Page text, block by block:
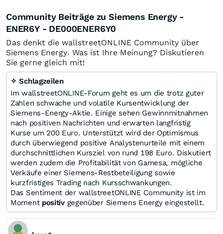
Community Beiträge zu Siemens Energy -
ENER6Y - DE000ENER6Y0
Das denkt die wallstreetONLINE Community über
Siemens Energy. Was ist Ihre Meinung? Diskutieren
Sie gerne gleich mit!
✧ Schlagzeilen
Im wallstreetONLINE-Forum geht es um die trotz guter
Zahlen schwache und volatile Kursentwicklung der
Siemens-Energy-Aktie. Einige sehen Gewinnmitnahmen
nach positiven Nachrichten und erwarten langfristig
Kurse um 200 Euro. Unterstützt wird der Optimismus
durch überwiegend positive Analystenurteile mit einem
durchschnittlichen Kursziel von rund 198 Euro. Diskutiert
werden zudem die Profitabilität von Gamesa, mögliche
Verkäufe einer Siemens-Restbeteiligung sowie
kurzfristiges Trading nach Kursschwankungen.
Das Sentiment der wallstreetONLINE Community ist im
Moment positivgegenüber Siemens Energy eingestellt.